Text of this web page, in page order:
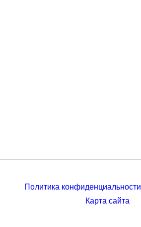
Политика конфиденциальности
Карта сайта